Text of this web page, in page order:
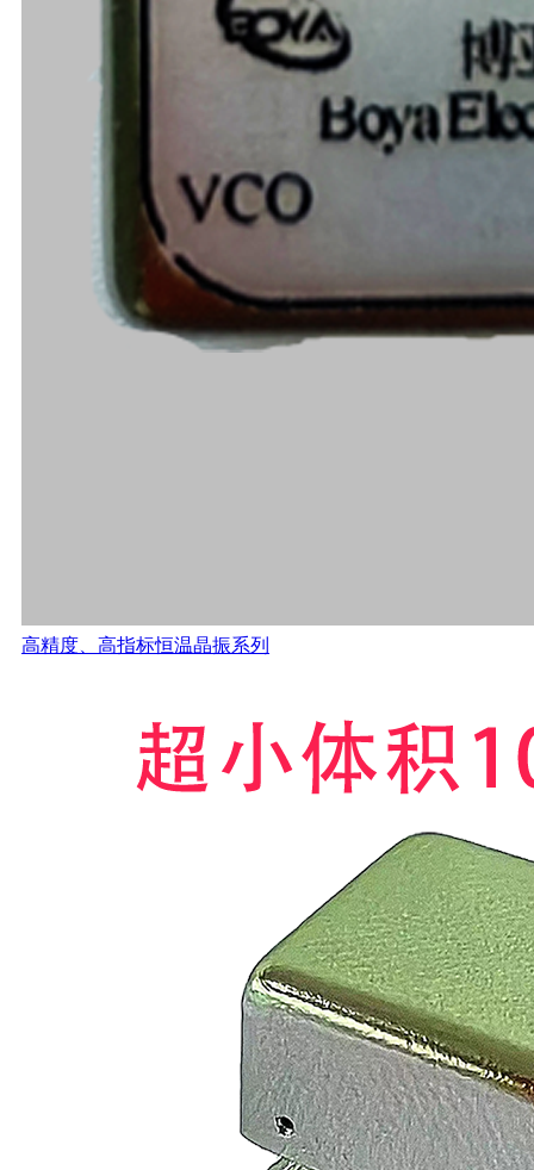
高精度、高指标恒温晶振系列